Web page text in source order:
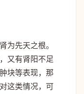
为先天之根。
又有肾阳不足
块等表现，那
这类情况，可